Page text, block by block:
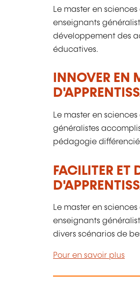
Le master en
enseignants
développement des
éducatives.
INNOVER EN
Le master en
généralistes
pédagogie
FACILITER ET
Le master en
enseignants
divers scénarios de
Pour en savoir plus